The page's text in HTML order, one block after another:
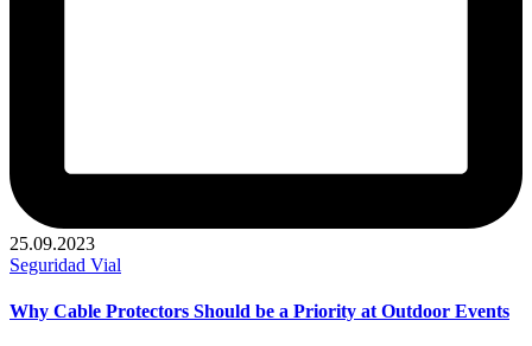
25.09.2023
Publicado
Seguridad Vial
Why Cable Protectors Should be a Priority at Outdoor Events